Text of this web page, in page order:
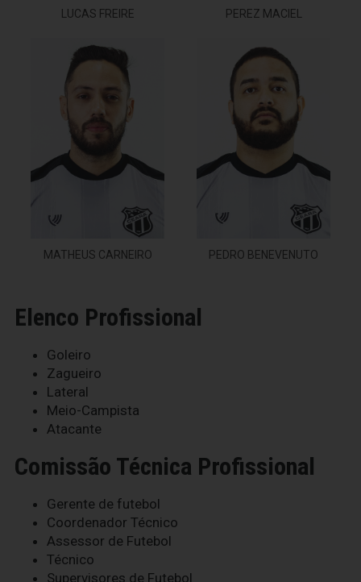
LUCAS FREIRE PEREZ MACIEL
MATHEUS CARNEIRO PEDRO BENEVENUTO
Elenco Profissional
Goleiro
Zagueiro
Lateral
Meio-Campista
Atacante
Comissão Técnica Profissional
Gerente de futebol
Coordenador Técnico
Assessor de Futebol
Técnico
Supervisores de Futebol